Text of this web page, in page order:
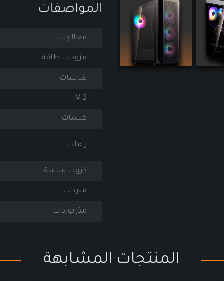
المواصفات
معالجات
مزودات طاقة
شاشات
M.2
كيسات
رامات
كروت شاشة
مبردات
مذربوردات
المنتجات المشابهة